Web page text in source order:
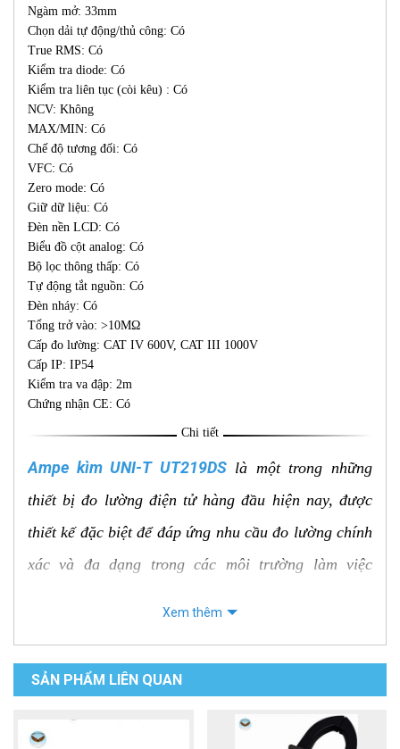
Ngàm mở: 33mm
Chọn dải tự động/thủ công: Có
True RMS: Có
Kiểm tra diode: Có
Kiểm tra liên tục (còi kêu) : Có
NCV: Không
MAX/MIN: Có
Chế độ tương đối: Có
VFC: Có
Zero mode: Có
Giữ dữ liệu: Có
Đèn nền LCD: Có
Biểu đồ cột analog: Có
Bộ lọc thông thấp: Có
Tự động tắt nguồn: Có
Đèn nháy: Có
Tổng trở vào: >10MΩ
Cấp đo lường: CAT IV 600V, CAT III 1000V
Cấp IP: IP54
Kiểm tra va đập: 2m
Chứng nhận CE: Có
Chi tiết
Ampe kìm UNI-T UT219DSlà một trong những
thiết bị đo lường điện tử hàng đầu hiện nay, được
thiết kế đặc biệt để đáp ứng nhu cầu đo lường chính
xác và đa dạng trong các môi trường làm việc
các kỹ sư, kỹ thuật viên, và những người làm việc
trong lĩnh vực điện, điện tử.
Đặc điểm nổi bật của ampe kìm UNI-T
Xem thêm
SẢN PHẨM LIÊN QUAN